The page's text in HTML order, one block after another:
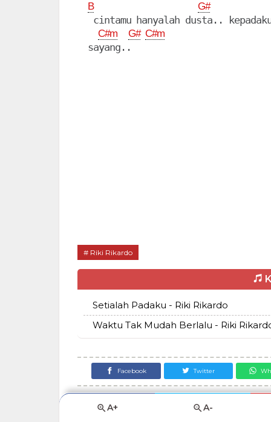
B G#
cintamu hanyalah dusta..
C#m G# C#m
Riki Rikardo
Setialah Padaku - Riki Rikardo
Waktu Tak Mudah Berlalu - Riki
Facebook Twitter
A+ A-